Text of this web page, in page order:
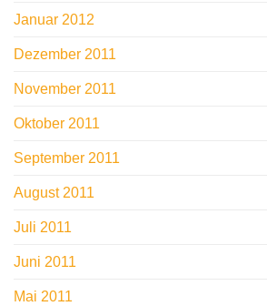
Januar 2012
Dezember 2011
November 2011
Oktober 2011
September 2011
August 2011
Juli 2011
Juni 2011
Mai 2011